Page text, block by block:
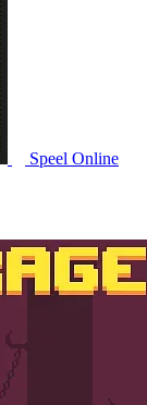
Speel Online